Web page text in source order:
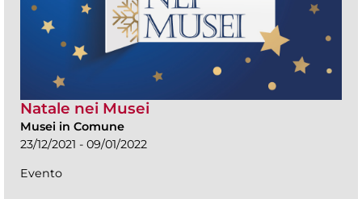
Natale nei Musei
Musei in Comune
23/12/2021 - 09/01/2022
Evento